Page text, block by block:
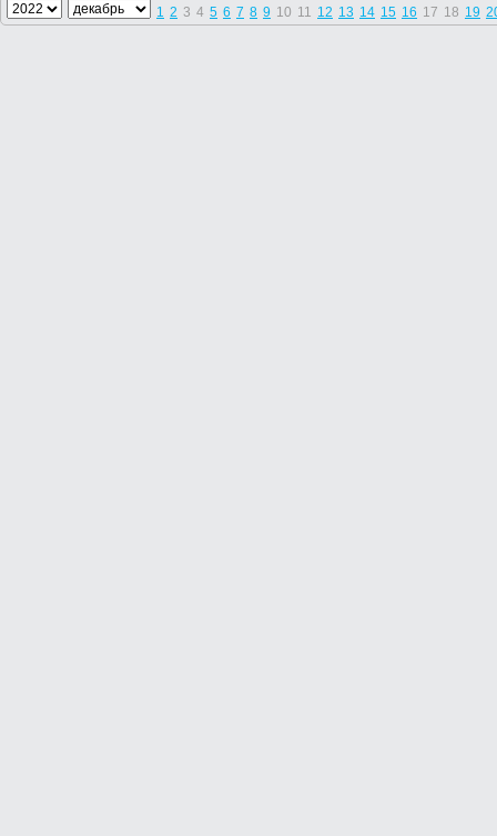
1 2 3 4 5 6 7 8 9 10 11 12 13 14 15 16 17 18 19